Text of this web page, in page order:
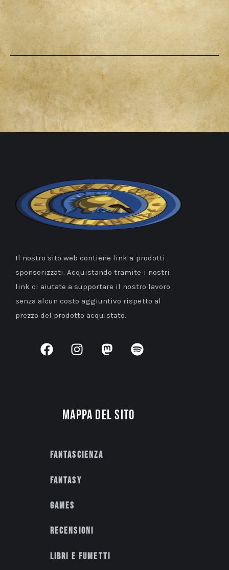
Il nostro sito web contiene link a prodotti
sponsorizzati. Acquistando tramite i nostri
link ci aiutate a supportare il nostro lavoro
senza alcun costo aggiuntivo rispetto al
prezzo del prodotto acquistato.
Mappa del sito
Fantascienza
Fantasy
Games
Recensioni
Libri e fumetti